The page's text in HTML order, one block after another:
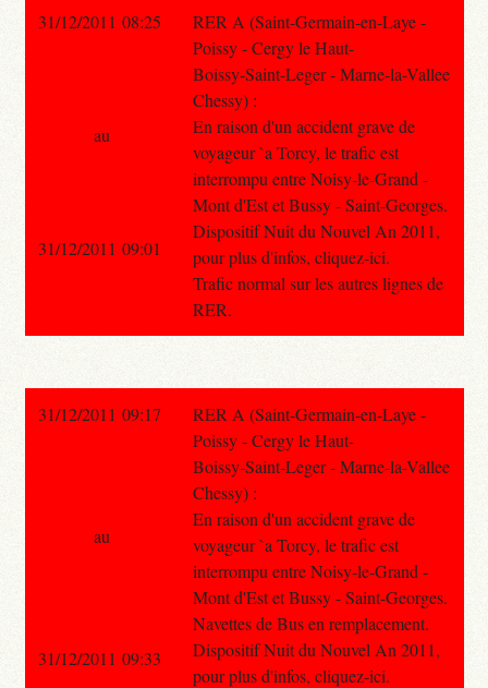
31/12/2011 08:25
RER A (Saint-Germain-en-Laye -
Poissy - Cergy le Haut-
Boissy-Saint-Leger - Marne-la-Vallee
Chessy) :
En raison d'un accident grave de
voyageur `a Torcy, le trafic est
interrompu entre Noisy-le-Grand -
Mont d'Est et Bussy - Saint-Georges.
Dispositif Nuit du Nouvel An 2011,
pour plus d'infos, cliquez-ici.
Trafic normal sur les autres lignes de
RER.
au
31/12/2011 09:01
31/12/2011 09:17
RER A (Saint-Germain-en-Laye -
Poissy - Cergy le Haut-
Boissy-Saint-Leger - Marne-la-Vallee
Chessy) :
En raison d'un accident grave de
voyageur `a Torcy, le trafic est
interrompu entre Noisy-le-Grand -
Mont d'Est et Bussy - Saint-Georges.
Navettes de Bus en remplacement.
Dispositif Nuit du Nouvel An 2011,
pour plus d'infos, cliquez-ici.
au
31/12/2011 09:33